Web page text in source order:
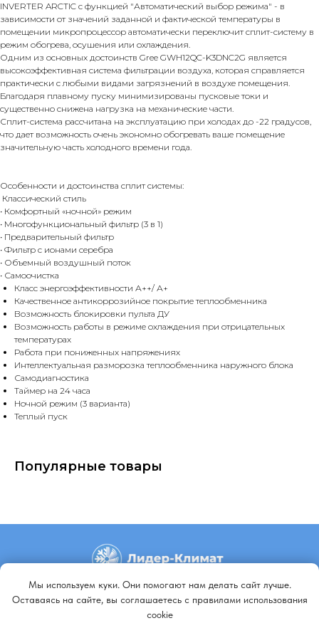
INVERTER ARCTIC с функцией "Автоматический выбор режима" - в
зависимости от значений заданной и фактической температуры в
помещении микропроцессор автоматически переключит сплит-систему в
режим обогрева, осушения или охлаждения.
Одним из основных достоинств Gree GWH12QC-K3DNC2G является
высокоэффективная система фильтрации воздуха, которая справляется
практически с любыми видами загрязнений в воздухе помещения.
Благодаря плавному пуску минимизированы пусковые токи и
существенно снижена нагрузка на механические части.
Сплит-система рассчитана на эксплуатацию при холодах до -22 градусов,
что дает возможность очень экономно обогревать ваше помещение
значительную часть холодного времени года.
Особенности и достоинства сплит системы:
Классический стиль
• Комфортный «ночной» режим
• Многофункциональный фильтр (3 в 1)
• Предварительный фильтр
• Фильтр с ионами серебра
• Объемный воздушный поток
• Самоочистка
Класс энергоэффективности А++/ А+
Качественное антикоррозийное покрытие теплообменника
Возможность блокировки пульта ДУ
Возможность работы в режиме охлаждения при отрицательных
температурах
Работа при пониженных напряжениях
Интеллектуальная разморозка теплообменника наружного блока
Самодиагностика
Таймер на 24 часа
Ночной режим (3 варианта)
Теплый пуск
Популярные товары
+79140648798
+79647092229
Мы используем куки. Они помогают нам делать сайт лучше.
Оставаясь на сайте, вы соглашаетесь с правилами использования
cookie